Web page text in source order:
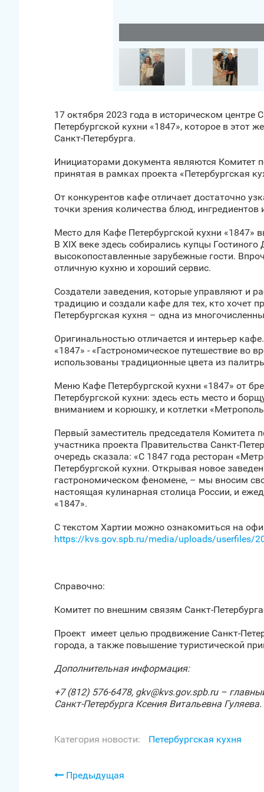
17 октября 2023 года в историческом центре
Петербургской кухни «1847», которое в этот
Санкт‑Петербурга.
Инициаторами документа являются Комитет
принятая в рамках проекта «Петербургская
От конкурентов кафе отличает достаточно
точки зрения количества блюд,
Место для Кафе Петербургской кухни «1847»
В XIX веке здесь собирались купцы
высокопоставленные зарубежные гости.
отличную кухню и хороший сервис.
Создатели заведения, которые управляют и
традицию и создали кафе для тех, кто хочет
Петербургская кухня – одна из
Оригинальностью отличается и интерьер
«1847» - «Гастрономическое путешествие во
использованы традиционные цвета из
Меню Кафе Петербургской кухни «1847» от
Петербургской кухни: здесь есть место и
вниманием и корюшку, и котлетки
Первый заместитель председателя Комитета
участника проекта Правительства
очередь сказала: «С 1847 года ресторан
Петербургской кухни. Открывая новое
гастрономическом феномене, – мы вносим
настоящая кулинарная столица России, и
«1847».
С текстом Хартии можно ознакомиться на
https://kvs.gov.spb.ru/media/uploads/userfiles/
Справочно:
Комитет по внешним связям
Проект имеет целью продвижение
города, а также повышение туристической
Дополнительная информация:
+7 (812) 576-6478, gkv@kvs.gov.spb.ru–
Санкт‑Петербурга Ксения Витальевна Гуляева.
Категория новости: Петербургская кухня
Предыдущая